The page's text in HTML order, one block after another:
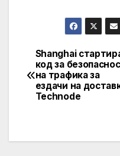
Post
Shanghai
код за
на трафика за
ездачи на
Technode